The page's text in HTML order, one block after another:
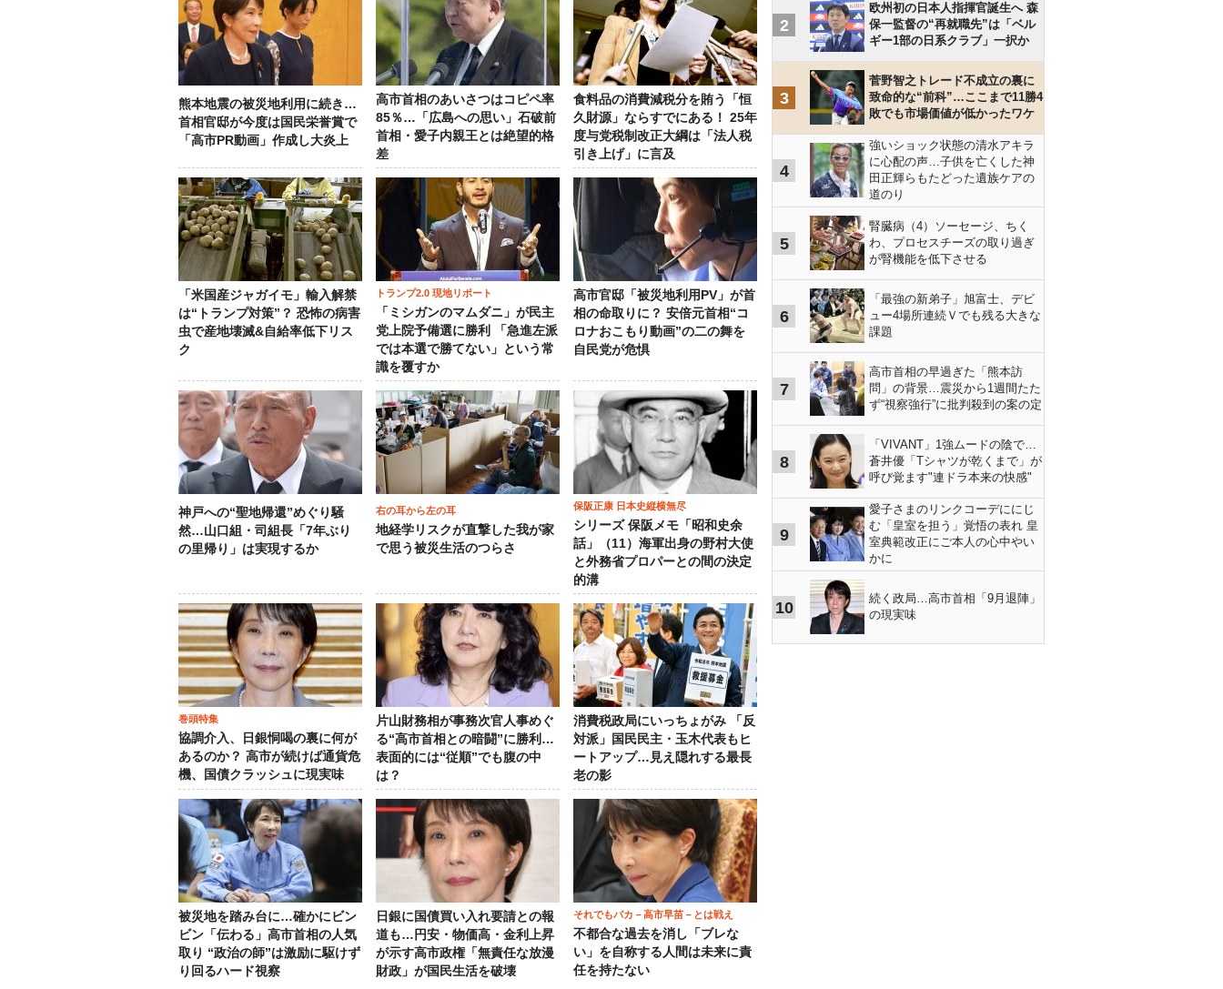
熊本地震の被災地利用に続き…
首相官邸が今度は国民栄誉賞で
「高市PR動画」作成し大炎上
高市首相のあいさつはコピペ率
85％…「広島への思い」石破前
首相・愛子内親王とは絶望的格
差
食料品の消費減税分を賄う「恒
久財源」ならすでにある！ 25年
度与党税制改正大綱は「法人税
引き上げ」に言及
「米国産ジャガイモ」輸入解禁
は“トランプ対策”？ 恐怖の病害
虫で産地壊滅&自給率低下リス
ク
トランプ2.0 現地リポート
「ミシガンのマムダニ」が民主
党上院予備選に勝利 「急進左派
では本選で勝てない」という常
識を覆すか
高市官邸「被災地利用PV」が首
相の命取りに？ 安倍元首相“コ
ロナおこもり動画”の二の舞を
自民党が危惧
神戸への“聖地帰還”めぐり騒
然…山口組・司組長「7年ぶり
の里帰り」は実現するか
右の耳から左の耳
地経学リスクが直撃した我が家
で思う被災生活のつらさ
保阪正康 日本史縦横無尽
シリーズ 保阪メモ「昭和史余
話」（11）海軍出身の野村大使
と外務省プロパーとの間の決定
的溝
巻頭特集
協調介入、日銀恫喝の裏に何が
あるのか？ 高市が続けば通貨危
機、国債クラッシュに現実味
片山財務相が事務次官人事めぐ
る“高市首相との暗闘”に勝利…
表面的には“従順”でも腹の中
は？
消費税政局にいっちょがみ 「反
対派」国民民主・玉木代表もヒ
ートアップ…見え隠れする最長
老の影
被災地を踏み台に…確かにビン
ビン「伝わる」高市首相の人気
取り “政治の師”は激励に駆けず
り回るハード視察
日銀に国債買い入れ要請との報
道も…円安・物価高・金利上昇
が示す高市政権「無責任な放漫
財政」が国民生活を破壊
それでもバカ－高市早苗－とは戦え
不都合な過去を消し「ブレな
い」を自称する人間は未来に責
任を持たない
2
欧州初の日本人指揮官誕生へ 森
保一監督の“再就職先”は「ベル
ギー1部の日系クラブ」一択か
3
菅野智之トレード不成立の裏に
致命的な“前科”…ここまで11勝4
敗でも市場価値が低かったワケ
4
強いショック状態の清水アキラ
に心配の声…子供を亡くした神
田正輝らもたどった遺族ケアの
道のり
5
腎臓病（4）ソーセージ、ちく
わ、プロセスチーズの取り過ぎ
が腎機能を低下させる
6
「最強の新弟子」旭富士、デビ
ュー4場所連続Ｖでも残る大きな
課題
7
高市首相の早過ぎた「熊本訪
問」の背景…震災から1週間たた
ず“視察強行”に批判殺到の案の定
8
「VIVANT」1強ムードの陰で…
蒼井優「Tシャツが乾くまで」が
呼び覚ます"連ドラ本来の快感"
9
愛子さまのリンクコーデににじ
む「皇室を担う」覚悟の表れ 皇
室典範改正にご本人の心中やい
かに
10
続く政局…高市首相「9月退陣」
の現実味